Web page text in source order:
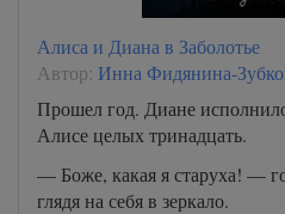
Алиса и Диана в Заболотье
Автор: Инна Фидянина-
Прошел год. Диане
Алисе целых тринадцать.
— Боже, какая я старуха! —
глядя на себя в зеркало.